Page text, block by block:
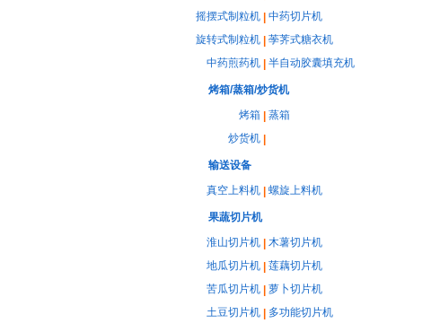
摇摆式制粒机
中药切片机
旋转式制粒机
荸荠式糖衣机
中药煎药机
半自动胶囊填充机
烤箱/蒸箱/炒货机
烤箱
蒸箱
炒货机
输送设备
真空上料机
螺旋上料机
果蔬切片机
淮山切片机
木薯切片机
地瓜切片机
莲藕切片机
苦瓜切片机
萝卜切片机
土豆切片机
多功能切片机